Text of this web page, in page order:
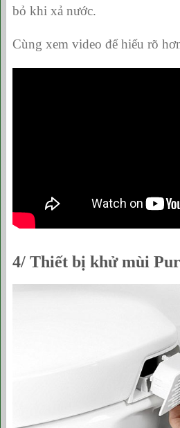
bỏ khi xả nước.
Cùng xem video để hiểu rõ
4/ Thiết bị khử mùi